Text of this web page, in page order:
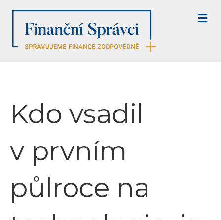
M
E
Kdo vsadil
v prvním
půlroce na